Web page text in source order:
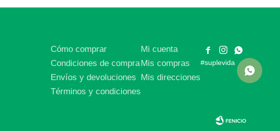
Cómo comprar
Condiciones de compra
Envíos y devoluciones
Términos y condiciones
Mi cuenta
Mis compras
Mis direcciones
 

#suplevida